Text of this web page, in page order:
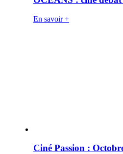
En savoir +
Ciné Passion :